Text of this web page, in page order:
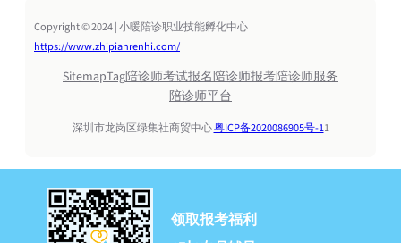
Copyright © 2024 | 小暖陪诊职业技能孵化中心
https://www.zhipianrenhi.com/
SitemapTag陪诊师考试报名陪诊师报考陪诊师服务
陪诊师平台
深圳市龙岗区绿集社商贸中心粤ICP备2020086905号-11
领取报考福利